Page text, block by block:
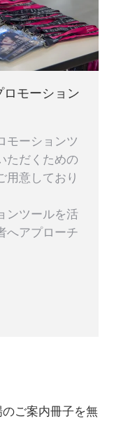
モーション
モーションツ
ただくための
用意しており
ンツールを活
へアプローチ
ご案内冊子を無